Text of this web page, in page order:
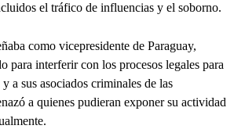
el tráfico de influencias y el soborno.
como vicepresidente de Paraguay,
para interferir con los procesos legales para
a sus asociados criminales de las
a quienes pudieran exponer su actividad